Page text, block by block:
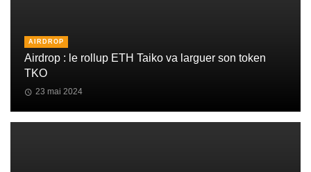
AIRDROP
Airdrop : le rollup ETH Taiko va larguer son token
TKO
23 mai 2024